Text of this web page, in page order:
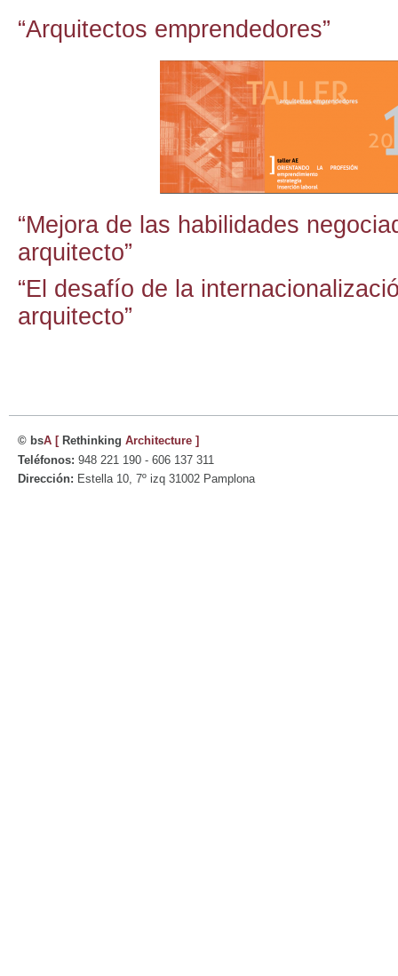
“Arquitectos emprendedores”
“Mejora de las habilidades
arquitecto”
“El desafío de la
arquitecto”
© bsA [Rethinking Architecture ]
Teléfonos: 948 221 190 - 606 137 311
Dirección: Estella 10, 7º izq 31002 Pamplona